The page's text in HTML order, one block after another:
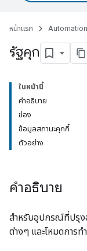
หน้าแรก
รัฐคุก
ในหน้านี้
คำอธิบาย
ช่อง
ข้อมูลสถานะคุกกี้
ตัวอย่าง
คำอธิบาย
สำหรับอุปกรณ์ที่ปรุงอ
ต่างๆ และโหมดการท